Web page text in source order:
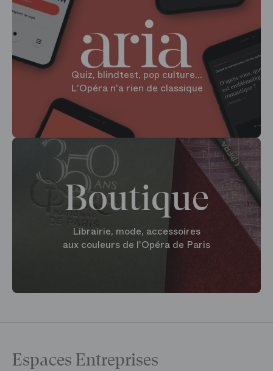
Quiz, blindtest, pop culture...
L'Opéra n'a rien de classique
Boutique
Librairie, mode, accessoires
aux couleurs de l'Opéra de Paris
Espaces Entreprises